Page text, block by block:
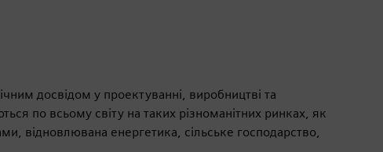
досвідом у проектуванні, виробництві та
по всьому світу на таких різноманітних ринках, як
відновлювана енергетика, сільське господарство,